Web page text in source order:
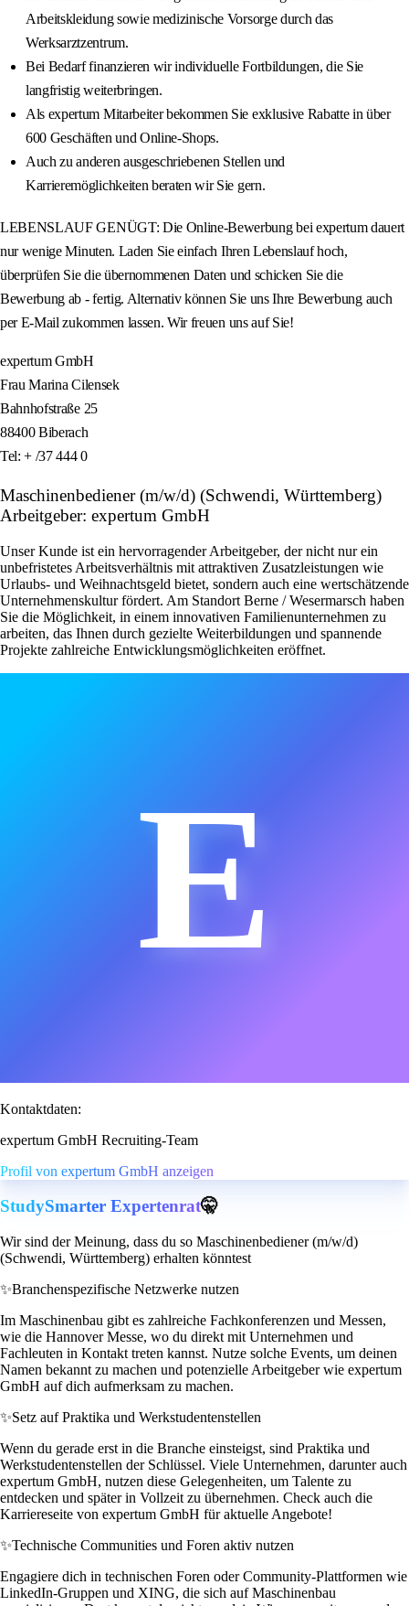
Arbeitskleidung sowie medizinische Vorsorge durch das
Werksarztzentrum.
Bei Bedarf finanzieren wir individuelle Fortbildungen, die Sie
langfristig weiterbringen.
Als expertum Mitarbeiter bekommen Sie exklusive Rabatte in über
600 Geschäften und Online-Shops.
Auch zu anderen ausgeschriebenen Stellen und
Karrieremöglichkeiten beraten wir Sie gern.
LEBENSLAUF GENÜGT: Die Online-Bewerbung bei expertum dauert
nur wenige Minuten. Laden Sie einfach Ihren Lebenslauf hoch,
überprüfen Sie die übernommenen Daten und schicken Sie die
Bewerbung ab - fertig. Alternativ können Sie uns Ihre Bewerbung auch
per E-Mail zukommen lassen. Wir freuen uns auf Sie!
expertum GmbH
Frau Marina Cilensek
Bahnhofstraße 25
88400 Biberach
Tel: + /37 444 0
Maschinenbediener (m/w/d) (Schwendi, Württemberg)
Arbeitgeber: expertum GmbH
Unser Kunde ist ein hervorragender Arbeitgeber, der nicht nur ein
unbefristetes Arbeitsverhältnis mit attraktiven Zusatzleistungen wie
Urlaubs- und Weihnachtsgeld bietet, sondern auch eine wertschätzende
Unternehmenskultur fördert. Am Standort Berne / Wesermarsch haben
Sie die Möglichkeit, in einem innovativen Familienunternehmen zu
arbeiten, das Ihnen durch gezielte Weiterbildungen und spannende
Projekte zahlreiche Entwicklungsmöglichkeiten eröffnet.
E
Kontaktdaten:
expertum GmbH Recruiting-Team
Profil von expertum GmbH anzeigen
StudySmarter Expertenrat🤫
Wir sind der Meinung, dass du so Maschinenbediener (m/w/d)
(Schwendi, Württemberg) erhalten könntest
✨Branchenspezifische Netzwerke nutzen
Im Maschinenbau gibt es zahlreiche Fachkonferenzen und Messen,
wie die Hannover Messe, wo du direkt mit Unternehmen und
Fachleuten in Kontakt treten kannst. Nutze solche Events, um deinen
Namen bekannt zu machen und potenzielle Arbeitgeber wie expertum
GmbH auf dich aufmerksam zu machen.
✨Setz auf Praktika und Werkstudentenstellen
Wenn du gerade erst in die Branche einsteigst, sind Praktika und
Werkstudentenstellen der Schlüssel. Viele Unternehmen, darunter auch
expertum GmbH, nutzen diese Gelegenheiten, um Talente zu
entdecken und später in Vollzeit zu übernehmen. Check auch die
Karriereseite von expertum GmbH für aktuelle Angebote!
✨Technische Communities und Foren aktiv nutzen
Engagiere dich in technischen Foren oder Community-Plattformen wie
LinkedIn-Gruppen und XING, die sich auf Maschinenbau